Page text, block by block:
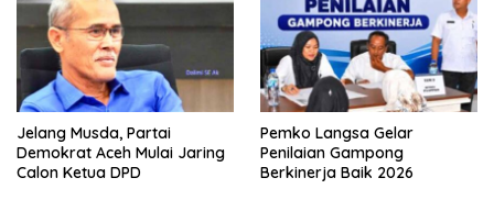
Jelang Musda, Partai
Demokrat Aceh Mulai Jaring
Calon Ketua DPD
Pemko Langsa Gelar
Penilaian Gampong
Berkinerja Baik 2026